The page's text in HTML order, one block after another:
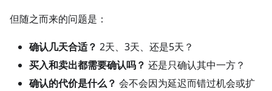
但随之而来的问题是：
确认几天合适？ 2天、3天、还是5天？
买入和卖出都需要确认吗？ 还是只确认其中一方？
确认的代价是什么？ 会不会因为延迟而错过机会或扩